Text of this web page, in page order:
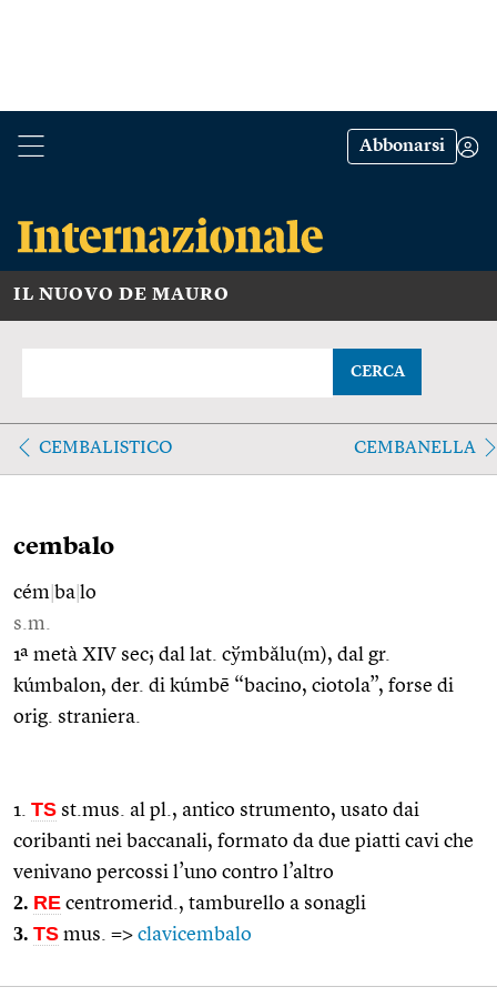
Abbonarsi
IL NUOVO DE MAURO
CERCA
CEMBALISTICO CEMBANELLA
cembalo
cém ba lo
s.m.
1ª metà XIV sec; dal lat. cўmbălu(m), dal gr.
kúmbalon, der. di kúmbē “bacino, ciotola”, forse di
orig. straniera.
1. TS st.mus. al pl., antico strumento, usato dai
coribanti nei baccanali, formato da due piatti cavi che
venivano percossi l’uno contro l’altro
2. RE centromerid., tamburello a sonagli
3. TS mus. => clavicembalo